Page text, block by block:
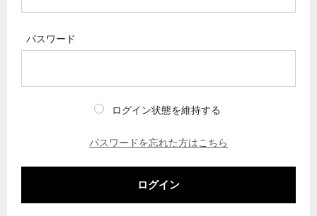
パスワード
ログイン状態を維持する
パスワードを忘れた方はこちら
ログイン